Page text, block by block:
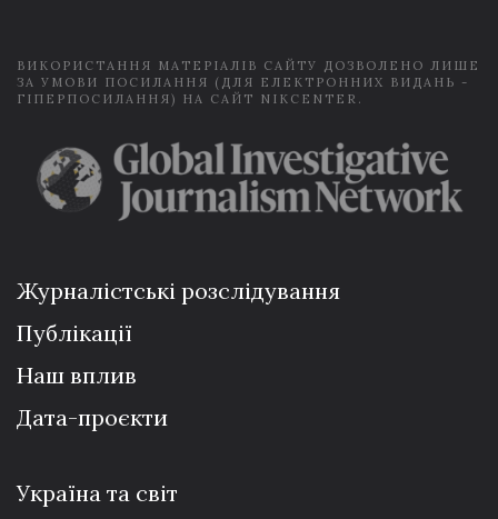
ВИКОРИСТАННЯ МАТЕРІАЛІВ САЙТУ ДОЗВОЛЕНО ЛИШЕ
ЗА УМОВИ ПОСИЛАННЯ (ДЛЯ ЕЛЕКТРОННИХ ВИДАНЬ -
ГІПЕРПОСИЛАННЯ) НА САЙТ NIKCENTER.
Журналістські розслідування
Публікації
Наш вплив
Дата-проєкти
Україна та світ